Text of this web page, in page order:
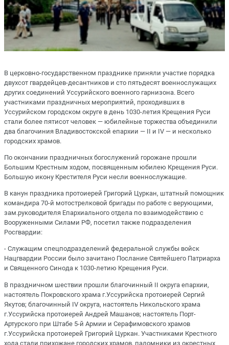
В церковно-государственном празднике приняли участие порядка
двухсот гвардейцев-десантников и сто пятьдесят военнослужащих
других соединений Уссурийского военного гарнизона. Всего
участниками праздничных мероприятий, проходивших в
Уссурийском городском округе в день 1030-летия Крещения Руси
стали более пятисот человек — юбилейные торжества объединили
два благочиния Владивостокской епархии — II и IV — и несколько
городских храмов.
По окончании праздничных богослужений горожане прошли
Большим Крестным ходом, посвященным юбилею Крещения Руси.
Большую икону Крестителя Руси несли военнослужащие.
В канун праздника протоиерей Григорий Цуркан, штатный помощник
командира 70-й мотострелковой бригады по работе с верующими,
зам.руководителя Епархиального отдела по взаимодействию с
Вооруженными Силами РФ, посетил также подразделения
Росгвардии:
- Служащим спецподразделений федеральной службы войск
Нацгвардии России было зачитано Послание Святейшего Патриарха
и Священного Синода к 1030-летию Крещения Руси.
В праздничном шествии прошли благочинный II округа епархии,
настоятель Покровского храма г.Уссурийска протоиерей Сергий
Якутов; благочинный IV округа, настоятель Никольского храма
г.Уссурийска протоиерей Андрей Машанов; настоятель Порт-
Артурского при Штабе 5-й Армии и Серафимовского храмов
г.Уссурийска протоиерей Григорий Цуркан. Участниками Крестного
хода стали прихожане городских храмов, паломники из окрестных